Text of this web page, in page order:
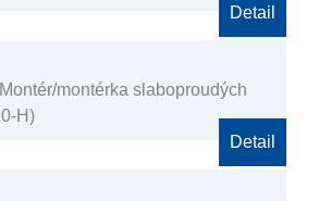
Detail
montérka slaboproudých
H)
Detail